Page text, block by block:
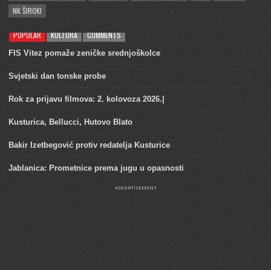
NK ŠIROKI
POPULAR KULTURA COMMENTS
FIS Vitez pomaže zeničke srednjoškolce
Svjetski dan tonske probe
Rok za prijavu filmova: 2. kolovoza 2026.|
Kusturica, Bellucci, Hutovo Blato
Bakir Izetbegović protiv redatelja Kusturice
Jablanica: Prometnice prema jugu u opasnosti
ADVERTISEMENT